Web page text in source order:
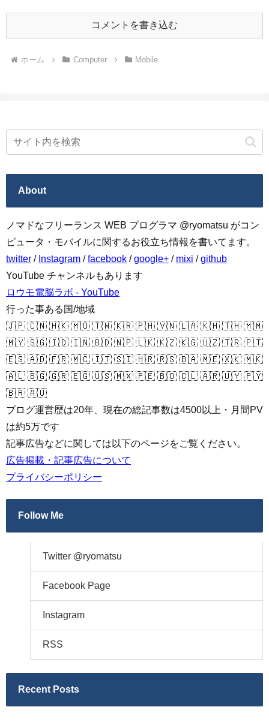
コメントを書き込む
ホーム Computer Mobile
About
ノマドなフリーランス WEB プログラマ @ryomatsu がコン
ピュータ・モバイルに関するお役立ち情報を書いてます。
twitter / Instagram /facebook /google+ / mixi /github
YouTube チャンネルもあります
ロウモ電脳ラボ - YouTube
行った事ある国/地域
🇯🇵 🇨🇳 🇭🇰 🇲🇴 🇹🇼 🇰🇷 🇵🇭 🇻🇳 🇱🇦 🇰🇭 🇹🇭 🇲🇲
🇲🇾 🇸🇬 🇮🇩 🇮🇳 🇧🇩 🇳🇵 🇱🇰 🇰🇿 🇰🇬 🇺🇿 🇹🇷 🇵🇹
🇪🇸 🇦🇩 🇫🇷 🇲🇨 🇮🇹 🇸🇮 🇭🇷 🇷🇸 🇧🇦 🇲🇪 🇽🇰 🇲🇰
🇦🇱 🇧🇬 🇬🇷 🇪🇬 🇺🇸 🇲🇽 🇵🇪 🇧🇴 🇨🇱 🇦🇷 🇺🇾 🇵🇾
🇧🇷 🇦🇺
ブログ運営歴は20年、現在の総記事数は4500以上・月間PV
は約5万です
記事広告などに関しては以下のページをご覧ください。
広告掲載・記事広告について
プライバシーポリシー
Follow Me
Twitter @ryomatsu
Facebook Page
Instagram
RSS
Recent Posts